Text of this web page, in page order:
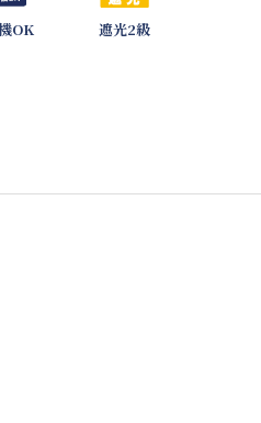
OK 遮光2級